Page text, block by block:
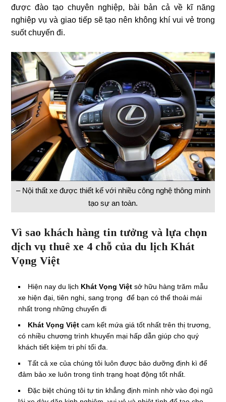
được đào tạo chuyên nghiệp, bài bản cả về kĩ năng
nghiệp vụ và giao tiếp sẽ tạo nên không khí vui vẻ trong
suốt chuyến đi.
– Nội thất xe được thiết kế với nhiều công nghệ thông minh
tạo sự an toàn.
Vì sao khách hàng tin tưởng và lựa chọn
dịch vụ thuê xe 4 chỗ của du lịch Khát
Vọng Việt
Hiện nay du lịch Khát Vọng Việt sở hữu hàng trăm mẫu
xe hiện đại, tiên nghi, sang trọng để bạn có thể thoải mái
nhất trong những chuyến đi
Khát Vọng Việt cam kết mứa giá tốt nhất trên thị trương,
có nhiều chương trình khuyến mại hấp dẫn giúp cho quý
khách tiết kiệm tri phí tối đa.
Tất cả xe của chúng tôi luôn được bảo dưỡng định kì để
đảm bảo xe luôn trong tình trạng hoạt động tốt nhất.
Đặc biệt chúng tôi tự tin khẳng định mình nhờ vào đọi ngũ